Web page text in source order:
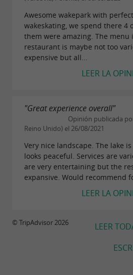
sus deseos y necesidades.
Awesome wakepark with
wakeskating, we spend there 4
them were amazing. The menu
restaurant is maybe not too
expensive but all...
LEER LA
"Great experience overall"
Opinión publicada
Reino Unido) el 26/08/2021
Very nice landscape. The lake
looks peaceful. Services are
are very entertaining but the
expansive. Would recommend
LEER LA
LEER
© TripAdvisor 2026